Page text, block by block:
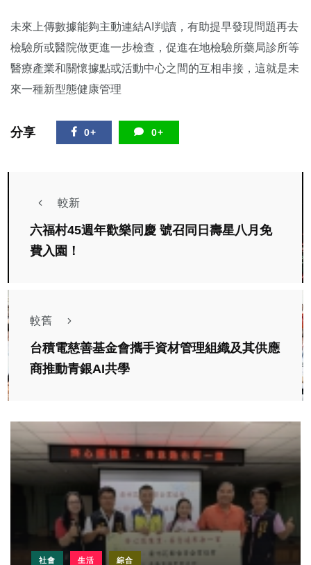
未來上傳數據能夠主動連結AI判讀，有助提早發現問題再去
檢驗所或醫院做更進一步檢查，促進在地檢驗所藥局診所等
醫療產業和關懷據點或活動中心之間的互相串接，這就是未
來一種新型態健康管理
分享 0+ 0+
較新
六福村45週年歡樂同慶 號召同日壽星八月免
費入園！
較舊
台積電慈善基金會攜手資材管理組織及其供應
商推動青銀AI共學
社會 生活 綜合